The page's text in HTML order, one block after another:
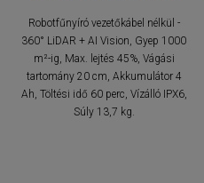
Robotfűnyíró vezetőkábel nélkül -
360° LiDAR + AI Vision, Gyep 1000
m²-ig, Max. lejtés 45%, Vágási
tartomány 20 cm, Akkumulátor 4
Ah, Töltési idő 60 perc, Vízálló IPX6,
Súly 13,7 kg.